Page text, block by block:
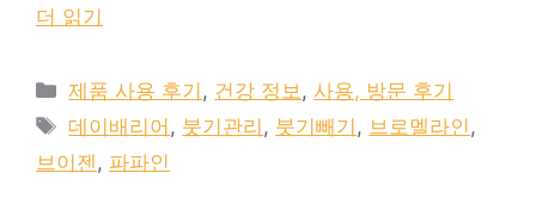
더 읽기
카
테
고
리
제품 사용 후기 , 건강 정보 ,사용, 방문 후기
태
그
데이배리어 , 붓기관리 , 붓기빼기 , 브로멜라인 ,
브이젠 , 파파인